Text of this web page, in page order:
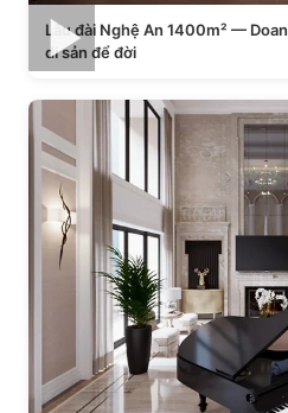
Lâu đài Nghệ An 1400m² —
di sản để đời